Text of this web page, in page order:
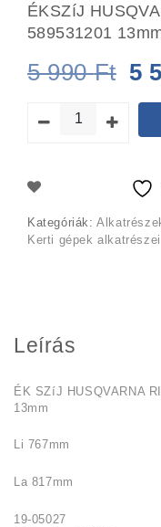
ÉKSZíJ
589531201
5 990Ft
5
5
Kategóriák:
Kerti gépek alkatrészei
Leírás
ÉK SZíJ HUSQVARNA
13mm
Li 767mm
La 817mm
19-05027